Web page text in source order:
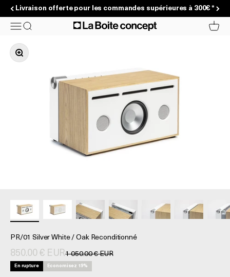
Passer au contenu
Livraison offerte pour les commandes supérieures à 300€ *
MenuRecherche La Boite concept Panier
Zoomer sur l'image
PR/01 Silver White / Oak Reconditionné
Prix de vente
850.00 € EURPrix normal
1 050.00 € EUR
En rupture Economisez 19%